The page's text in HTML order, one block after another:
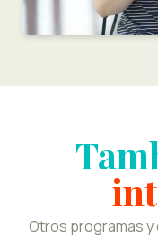
Otros programas